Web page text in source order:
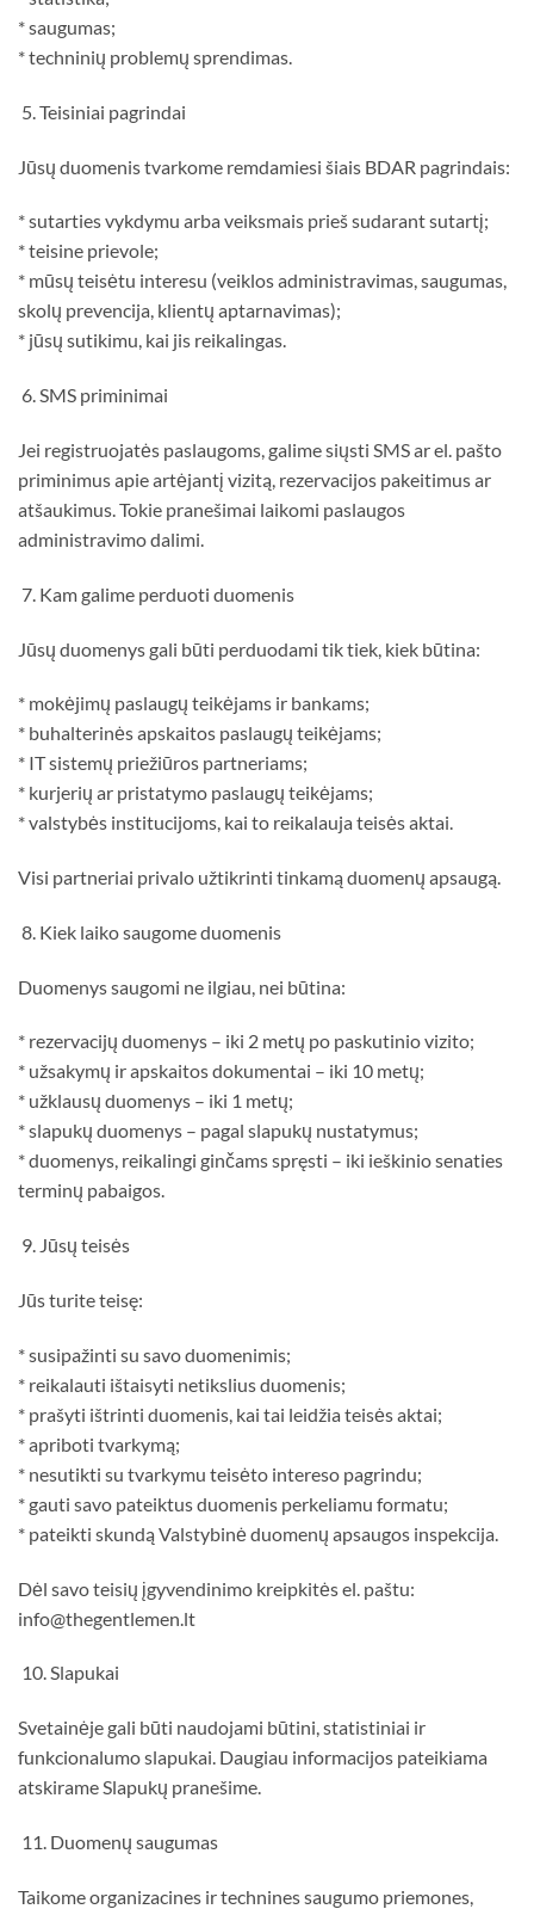
* saugumas;
* techninių problemų sprendimas.
5. Teisiniai pagrindai
Jūsų duomenis tvarkome remdamiesi šiais BDAR pagrindais:
* sutarties vykdymu arba veiksmais prieš sudarant sutartį;
* teisine prievole;
* mūsų teisėtu interesu (veiklos administravimas, saugumas,
skolų prevencija, klientų aptarnavimas);
* jūsų sutikimu, kai jis reikalingas.
6. SMS priminimai
Jei registruojatės paslaugoms, galime siųsti SMS ar el. pašto
priminimus apie artėjantį vizitą, rezervacijos pakeitimus ar
atšaukimus. Tokie pranešimai laikomi paslaugos
administravimo dalimi.
7. Kam galime perduoti duomenis
Jūsų duomenys gali būti perduodami tik tiek, kiek būtina:
* mokėjimų paslaugų teikėjams ir bankams;
* buhalterinės apskaitos paslaugų teikėjams;
* IT sistemų priežiūros partneriams;
* kurjerių ar pristatymo paslaugų teikėjams;
* valstybės institucijoms, kai to reikalauja teisės aktai.
Visi partneriai privalo užtikrinti tinkamą duomenų apsaugą.
8. Kiek laiko saugome duomenis
Duomenys saugomi ne ilgiau, nei būtina:
* rezervacijų duomenys – iki 2 metų po paskutinio vizito;
* užsakymų ir apskaitos dokumentai – iki 10 metų;
* užklausų duomenys – iki 1 metų;
* slapukų duomenys – pagal slapukų nustatymus;
* duomenys, reikalingi ginčams spręsti – iki ieškinio senaties
terminų pabaigos.
9. Jūsų teisės
Jūs turite teisę:
* susipažinti su savo duomenimis;
* reikalauti ištaisyti netikslius duomenis;
* prašyti ištrinti duomenis, kai tai leidžia teisės aktai;
* apriboti tvarkymą;
* nesutikti su tvarkymu teisėto intereso pagrindu;
* gauti savo pateiktus duomenis perkeliamu formatu;
* pateikti skundą Valstybinė duomenų apsaugos inspekcija.
Dėl savo teisių įgyvendinimo kreipkitės el. paštu:
info@thegentlemen.lt
10. Slapukai
Svetainėje gali būti naudojami būtini, statistiniai ir
funkcionalumo slapukai. Daugiau informacijos pateikiama
atskirame Slapukų pranešime.
11. Duomenų saugumas
Taikome organizacines ir technines saugumo priemones,